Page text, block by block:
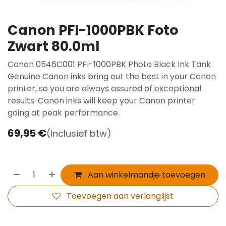
Canon PFI-1000PBK Foto
Zwart 80.0ml
Canon 0546C001 PFI-1000PBK Photo Black Ink Tank
Genuine Canon inks bring out the best in your Canon
printer, so you are always assured of exceptional
results. Canon inks will keep your Canon printer
going at peak performance.
69,95€(Inclusief btw)
Aan winkelmandje toevoegen
Toevoegen aan verlanglijst